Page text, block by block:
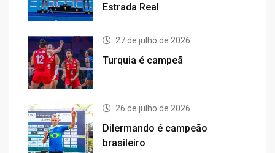
Estrada Real
27 de julho de 2026
Turquia é campeã
26 de julho de 2026
Dilermando é campeão
brasileiro